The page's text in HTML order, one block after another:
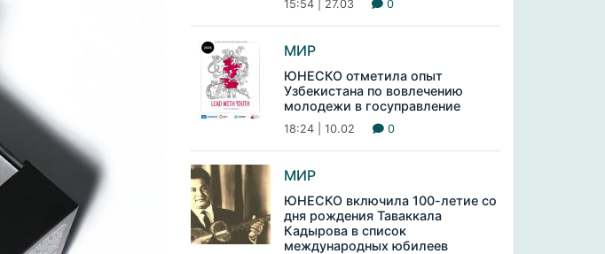
15:54 | 27.03 0
МИР
ЮНЕСКО отметила опыт
Узбекистана по вовлечению
молодежи в госуправление
18:24 | 10.02 0
МИР
ЮНЕСКО включила 100-летие со
дня рождения Таваккала
Кадырова в список
международных юбилеев